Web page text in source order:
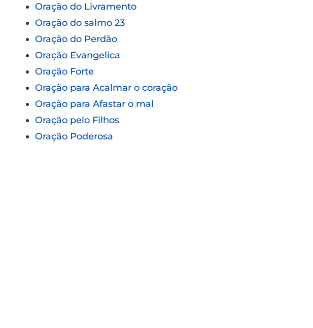
Oração do Livramento
Oração do salmo 23
Oração do Perdão
Oração Evangelica
Oração Forte
Oração para Acalmar o coração
Oração para Afastar o mal
Oração pelo Filhos
Oração Poderosa